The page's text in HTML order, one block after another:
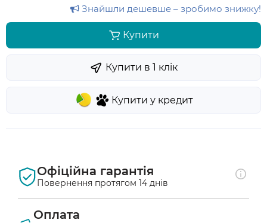
Знайшли дешевше – зробимо знижку!
Купити
Купити у кредит
Купити в 1 клiк
Офіційна гарантія
Повернення протягом 14 днів
Оплата